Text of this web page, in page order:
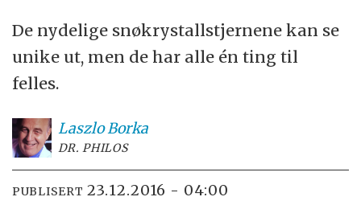
De nydelige snøkrystallstjernene kan se
unike ut, men de har alle én ting til
felles.
LaszloBorka
DR. PHILOS
PUBLISERT 23.12.2016 - 04:00